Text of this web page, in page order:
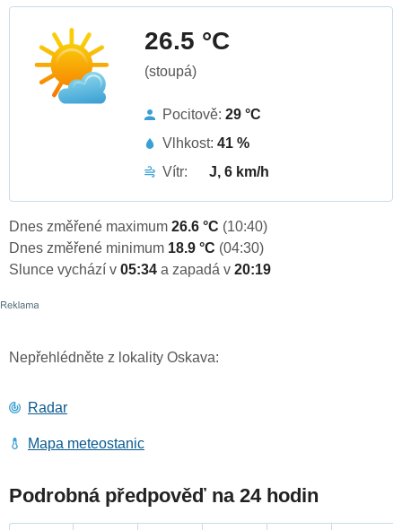
26.5 °C
(stoupá)
Pocitově: 29 °C
Vlhkost: 41 %
Vítr:
J, 6 km/h
Dnes změřené maximum 26.6 °C (10:40)
Dnes změřené minimum 18.9 °C (04:30)
Slunce vychází v 05:34 a zapadá v 20:19
Nepřehlédněte z lokality Oskava:
Radar
Mapa meteostanic
Podrobná předpověď na 24 hodin